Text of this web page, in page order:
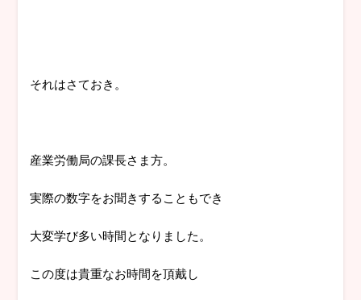
それはさておき。
産業労働局の課長さま方。
実際の数字をお聞きすることもでき
大変学び多い時間となりました。
この度は貴重なお時間を頂戴し